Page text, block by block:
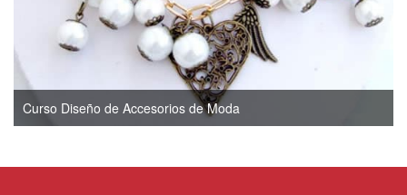
Curso Diseño de Accesorios de Moda